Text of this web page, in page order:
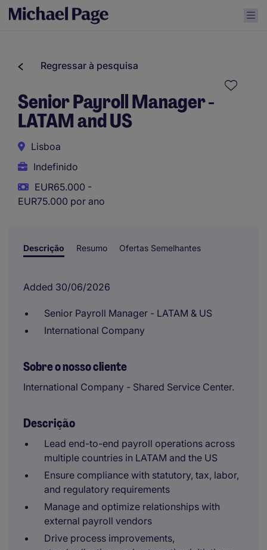
Regressar à pesquisa
Senior Payroll Manager -
LATAM and US
Lisboa
Indefinido
EUR65.000 -
EUR75.000 por ano
Descrição Resumo Ofertas Semelhantes
Added 30/06/2026
Senior Payroll Manager - LATAM & US
International Company
Sobre o nosso cliente
International Company - Shared Service Center.
Descrição
Lead end-to-end payroll operations across
multiple countries in LATAM and the US
Ensure compliance with statutory, tax, labor,
and regulatory requirements
Manage and optimize relationships with
external payroll vendors
Drive process improvements,